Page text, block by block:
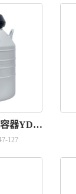
航空运输型液氮容器YDH-47-127
127